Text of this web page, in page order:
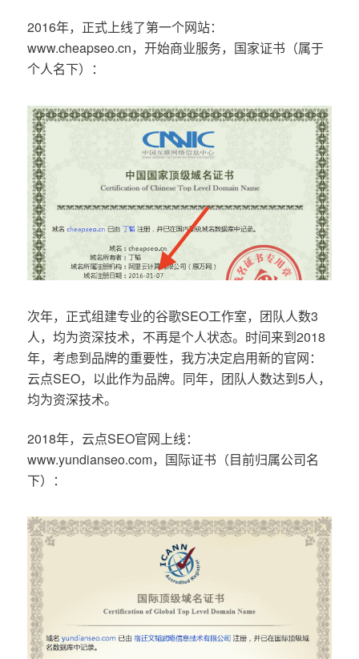
2016年，正式上线了第一个网站：
www.cheapseo.cn，开始商业服务，国家证书（属于
个人名下）：
次年，正式组建专业的谷歌SEO工作室，团队人数3
人，均为资深技术，不再是个人状态。时间来到2018
年，考虑到品牌的重要性，我方决定启用新的官网：
云点SEO，以此作为品牌。同年，团队人数达到5人，
均为资深技术。
2018年，云点SEO官网上线：
www.yundianseo.com，国际证书（目前归属公司名
下）：